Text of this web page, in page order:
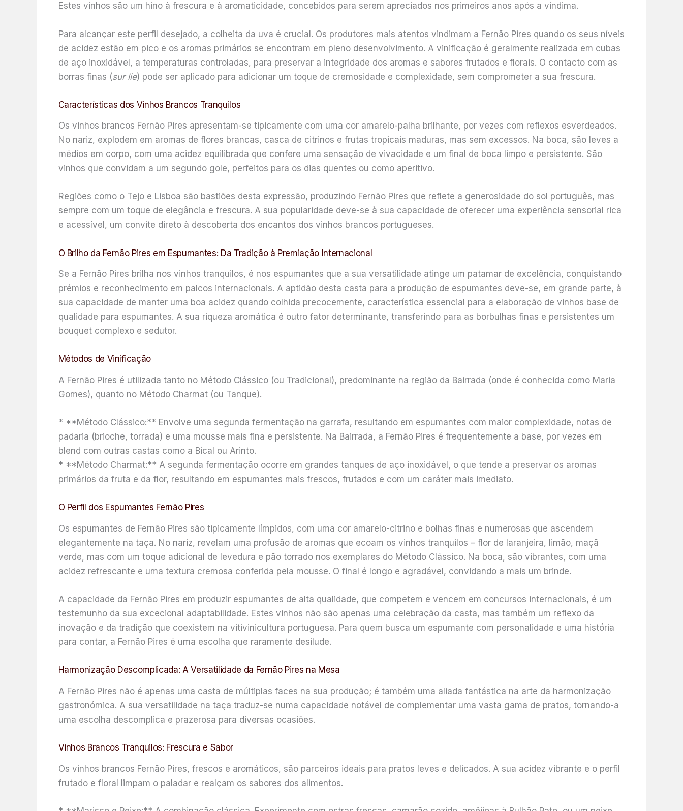
Estes vinhos são um hino à frescura e à aromaticidade, concebidos para serem apreciados nos primeiros anos após a vindima.
Para alcançar este perfil desejado, a colheita da uva é crucial. Os produtores mais atentos vindimam a Fernão Pires quando os seus níveis
de acidez estão em pico e os aromas primários se encontram em pleno desenvolvimento. A vinificação é geralmente realizada em cubas
de aço inoxidável, a temperaturas controladas, para preservar a integridade dos aromas e sabores frutados e florais. O contacto com as
borras finas (sur lie) pode ser aplicado para adicionar um toque de cremosidade e complexidade, sem comprometer a sua frescura.
Características dos Vinhos Brancos Tranquilos
Os vinhos brancos Fernão Pires apresentam-se tipicamente com uma cor amarelo-palha brilhante, por vezes com reflexos esverdeados.
No nariz, explodem em aromas de flores brancas, casca de citrinos e frutas tropicais maduras, mas sem excessos. Na boca, são leves a
médios em corpo, com uma acidez equilibrada que confere uma sensação de vivacidade e um final de boca limpo e persistente. São
vinhos que convidam a um segundo gole, perfeitos para os dias quentes ou como aperitivo.
Regiões como o Tejo e Lisboa são bastiões desta expressão, produzindo Fernão Pires que reflete a generosidade do sol português, mas
sempre com um toque de elegância e frescura. A sua popularidade deve-se à sua capacidade de oferecer uma experiência sensorial rica
e acessível, um convite direto à descoberta dos encantos dos vinhos brancos portugueses.
O Brilho da Fernão Pires em Espumantes: Da Tradição à Premiação Internacional
Se a Fernão Pires brilha nos vinhos tranquilos, é nos espumantes que a sua versatilidade atinge um patamar de excelência, conquistando
prémios e reconhecimento em palcos internacionais. A aptidão desta casta para a produção de espumantes deve-se, em grande parte, à
sua capacidade de manter uma boa acidez quando colhida precocemente, característica essencial para a elaboração de vinhos base de
qualidade para espumantes. A sua riqueza aromática é outro fator determinante, transferindo para as borbulhas finas e persistentes um
bouquet complexo e sedutor.
Métodos de Vinificação
A Fernão Pires é utilizada tanto no Método Clássico (ou Tradicional), predominante na região da Bairrada (onde é conhecida como Maria
Gomes), quanto no Método Charmat (ou Tanque).
* **Método Clássico:** Envolve uma segunda fermentação na garrafa, resultando em espumantes com maior complexidade, notas de
padaria (brioche, torrada) e uma mousse mais fina e persistente. Na Bairrada, a Fernão Pires é frequentemente a base, por vezes em
blend com outras castas como a Bical ou Arinto.
* **Método Charmat:** A segunda fermentação ocorre em grandes tanques de aço inoxidável, o que tende a preservar os aromas
primários da fruta e da flor, resultando em espumantes mais frescos, frutados e com um caráter mais imediato.
O Perfil dos Espumantes Fernão Pires
Os espumantes de Fernão Pires são tipicamente límpidos, com uma cor amarelo-citrino e bolhas finas e numerosas que ascendem
elegantemente na taça. No nariz, revelam uma profusão de aromas que ecoam os vinhos tranquilos – flor de laranjeira, limão, maçã
verde, mas com um toque adicional de levedura e pão torrado nos exemplares do Método Clássico. Na boca, são vibrantes, com uma
acidez refrescante e uma textura cremosa conferida pela mousse. O final é longo e agradável, convidando a mais um brinde.
A capacidade da Fernão Pires em produzir espumantes de alta qualidade, que competem e vencem em concursos internacionais, é um
testemunho da sua excecional adaptabilidade. Estes vinhos não são apenas uma celebração da casta, mas também um reflexo da
inovação e da tradição que coexistem na vitivinicultura portuguesa. Para quem busca um espumante com personalidade e uma história
para contar, a Fernão Pires é uma escolha que raramente desilude.
Harmonização Descomplicada: A Versatilidade da Fernão Pires na Mesa
A Fernão Pires não é apenas uma casta de múltiplas faces na sua produção; é também uma aliada fantástica na arte da harmonização
gastronómica. A sua versatilidade na taça traduz-se numa capacidade notável de complementar uma vasta gama de pratos, tornando-a
uma escolha descomplica e prazerosa para diversas ocasiões.
Vinhos Brancos Tranquilos: Frescura e Sabor
Os vinhos brancos Fernão Pires, frescos e aromáticos, são parceiros ideais para pratos leves e delicados. A sua acidez vibrante e o perfil
frutado e floral limpam o paladar e realçam os sabores dos alimentos.